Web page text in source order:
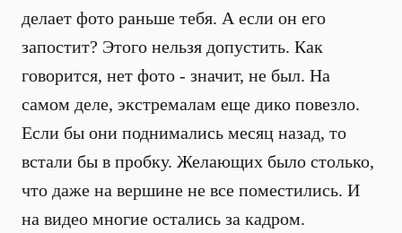
делает фото раньше тебя. А если он его
запостит? Этого нельзя допустить. Как
говорится, нет фото - значит, не был. На
самом деле, экстремалам еще дико повезло.
Если бы они поднимались месяц назад, то
встали бы в пробку. Желающих было столько,
что даже на вершине не все поместились. И
на видео многие остались за кадром.